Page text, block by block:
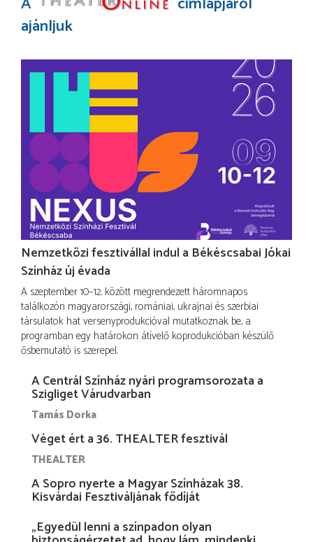
ajánljuk
Nemzetközi fesztivállal indul a Békéscsabai Jókai
Színház új évada
A szeptember 10–12. között megrendezett háromnapos
találkozón magyarországi, romániai, ukrajnai és szerbiai
társulatok hat versenyprodukcióval mutatkoznak be, a
programban egy határokon átívelő koprodukcióban készülő
ősbemutató is szerepel.
A Centrál Színház nyári programsorozata a
Szigliget Várudvarban
Tamás Dorka
Véget ért a 36. THEALTER fesztivál
THEALTER
A Sopro nyerte a Magyar Színházak 38.
Kisvárdai Fesztiváljának fődíját
„Egyedül lenni a színpadon olyan